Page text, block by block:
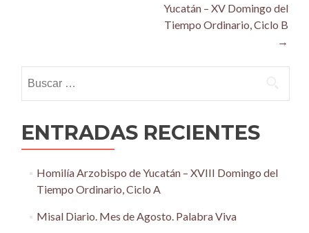
Yucatán – XV Domingo del
Tiempo Ordinario, Ciclo B
→
ENTRADAS RECIENTES
Homilía Arzobispo de Yucatán – XVIII Domingo del
Tiempo Ordinario, Ciclo A
Misal Diario. Mes de Agosto. Palabra Viva